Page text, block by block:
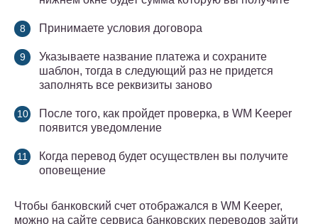
Принимаете условия договора
Указываете название платежа и сохраните
шаблон, тогда в следующий раз не придется
заполнять все реквизиты заново
После того, как пройдет проверка, в WM Keeper
появится уведомление
Когда перевод будет осуществлен вы получите
оповещение
Чтобы банковский счет отображался в WM Keeper,
можно на сайте сервиса банковских переводов зайти